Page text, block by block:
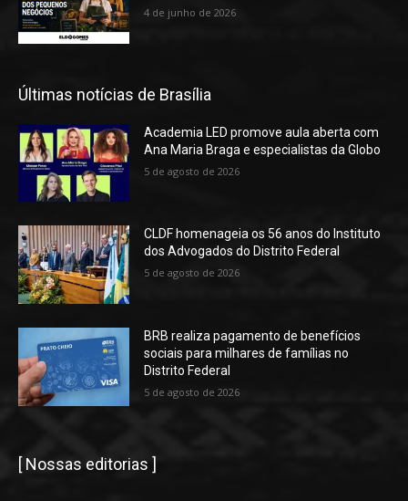
4 de junho de 2026
Últimas notícias de Brasília
Academia LED promove aula aberta com
Ana Maria Braga e especialistas da Globo
5 de agosto de 2026
CLDF homenageia os 56 anos do Instituto
dos Advogados do Distrito Federal
5 de agosto de 2026
BRB realiza pagamento de benefícios
sociais para milhares de famílias no
Distrito Federal
5 de agosto de 2026
[ Nossas editorias ]